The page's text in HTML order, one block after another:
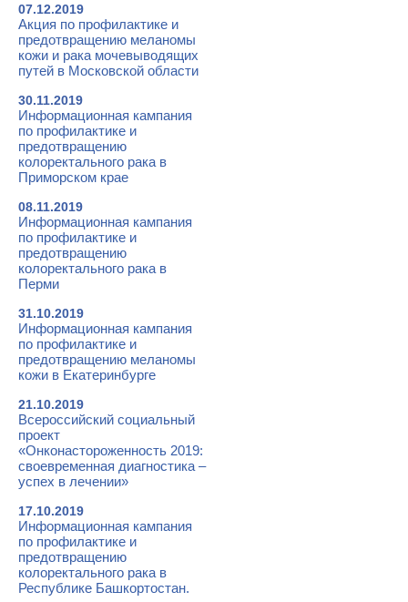
07.12.2019
Акция по профилактике и
предотвращению меланомы
кожи и рака мочевыводящих
путей в Московской области
30.11.2019
Информационная кампания
по профилактике и
предотвращению
колоректального рака в
Приморском крае
08.11.2019
Информационная кампания
по профилактике и
предотвращению
колоректального рака в
Перми
31.10.2019
Информационная кампания
по профилактике и
предотвращению меланомы
кожи в Екатеринбурге
21.10.2019
Всероссийский социальный
проект
«Онконастороженность 2019:
своевременная диагностика –
успех в лечении»
17.10.2019
Информационная кампания
по профилактике и
предотвращению
колоректального рака в
Республике Башкортостан.